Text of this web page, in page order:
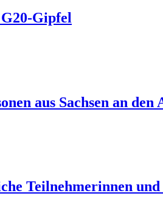
Gipfel
aus Sachsen an
Teilnehmerinnen